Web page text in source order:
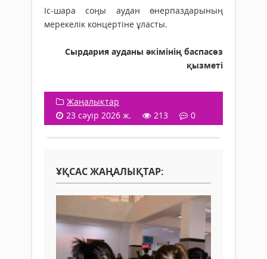
Іс-шара соңы аудан өнерпаздарының
мерекелік концертіне ұласты.
Сырдария ауданы әкімінің баспасөз
қызметі
Жаңалықтар
23 сәуір 2026 ж.
213 0
ҰҚСАС ЖАҢАЛЫҚТАР: